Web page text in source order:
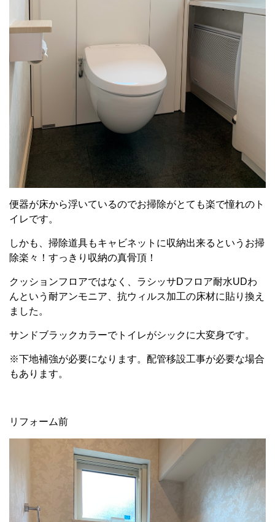
便器が床から浮いているのでお掃除がとても楽で憧れのト
イレです。
しかも、掃除道具もキャビネットに収納出来るというお掃
除楽々！すっきり収納の真骨頂！
クッションフロアではなく、ラシッサDフロア耐水UDわ
んという耐アンモニア、抗ウィルス加工の床材に貼り換え
ました。
サンドブラックカラーでトイレがシックに大変身です。
※下地補強が必要になります。配管移設工事が必要な場合
もあります。
リフォーム前